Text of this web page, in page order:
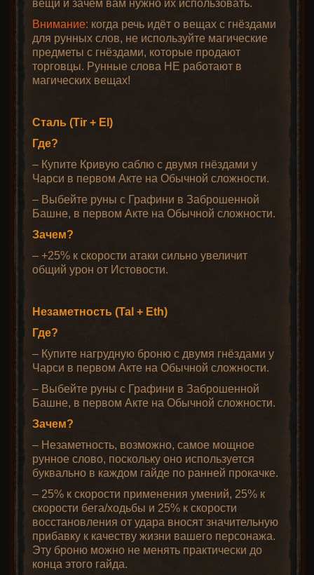
вещи и зачем вам нужно их использовать.
Внимание: когда речь идёт о вещах с гнёздами
для рунных слов, не используйте магические
предметы с гнёздами, которые продают
торговцы. Рунные слова НЕ работают в
магических вещах!
Сталь (Tir + El)
Где?
– Купите Кривую саблю с двумя гнёздами у
Чарси в первом Акте на Обычной сложности.
– Выбейте руны с Графини в Заброшенной
Башне, в первом Акте на Обычной сложности.
Зачем?
– +25% к скорости атаки сильно увеличит
общий урон от Истовости.
Незаметность (Tal + Eth)
Где?
– Купите нагрудную броню с двумя гнёздами у
Чарси в первом Акте на Обычной сложности.
– Выбейте руны с Графини в Заброшенной
Башне, в первом Акте на Обычной сложности.
Зачем?
– Незаметность, возможно, самое мощное
рунное слово, поскольку оно используется
буквально в каждом гайде по ранней прокачке.
– 25% к скорости применения умений, 25% к
скорости бега/ходьбы и 25% к скорости
восстановления от удара вносят значительную
прибавку к качеству жизни вашего персонажа.
Эту броню можно не менять практически до
конца этого гайда.